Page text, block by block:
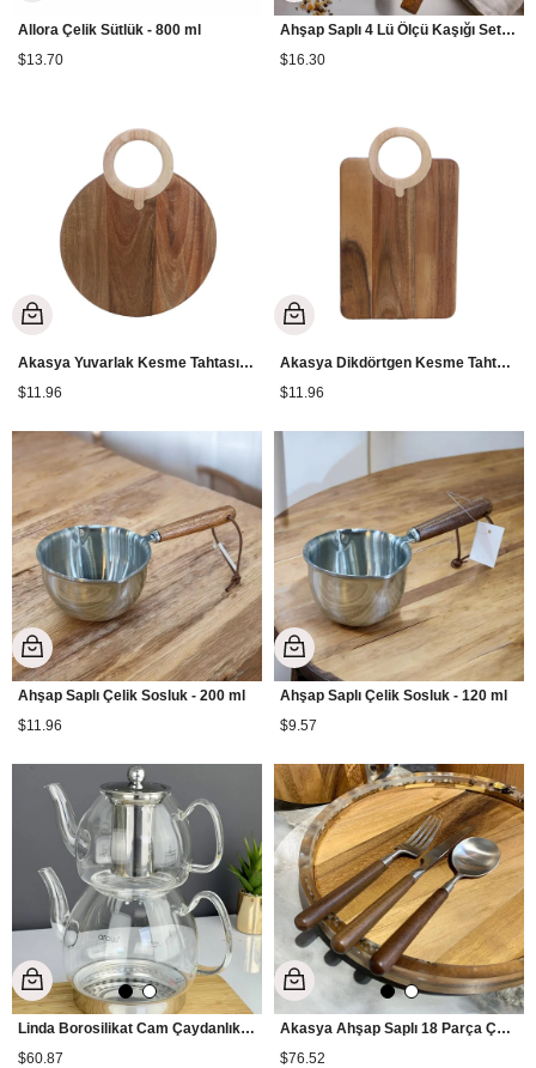
Allora Çelik Sütlük - 800 ml
$13.70
Ahşap Saplı 4 Lü Ölçü Kaşığı Seti - Gold
$16.30
Akasya Yuvarlak Kesme Tahtası - Küçük Boy
$11.96
Akasya Dikdörtgen Kesme Tahtası - Küçük Boy
$11.96
Ahşap Saplı Çelik Sosluk - 200 ml
$11.96
Ahşap Saplı Çelik Sosluk - 120 ml
$9.57
Linda Borosilikat Cam Çaydanlık Takımı
$60.87
Akasya Ahşap Saplı 18 Parça Çatal Kaşık Bıçak Takımı
$76.52